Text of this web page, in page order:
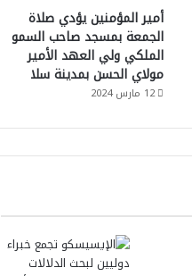
أمير المؤمنين يؤدي صلاة
الجمعة بمسجد صاحب السمو
الملكي ولي العهد الأمير
مولاي الحسن بمدينة سلا
12 مارس 2024